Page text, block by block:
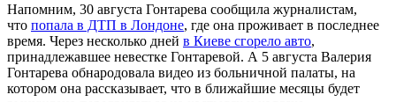
Напомним, 30 августа Гонтарева сообщила журналистам,
что попала в ДТП в Лондоне, где она проживает в последнее
время. Через несколько дней в Киеве сгорело авто,
принадлежавшее невестке Гонтаревой. А 5 августа Валерия
Гонтарева обнародовала видео из больничной палаты, на
котором она рассказывает, что в ближайшие месяцы будет